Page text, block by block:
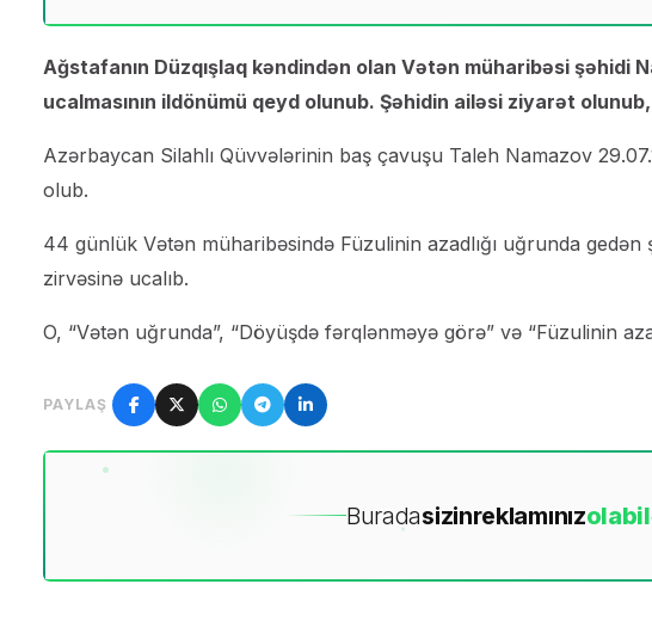
Ağstafanın Düzqışlaq kəndindən olan Vətən müharibəsi şəhidi
ucalmasının ildönümü qeyd olunub. Şəhidin ailəsi ziyarət
Azərbaycan Silahlı Qüvvələrinin baş çavuşu Taleh Namazov
olub.
44 günlük Vətən müharibəsində Füzulinin azadlığı uğrunda
zirvəsinə ucalıb.
O, “Vətən uğrunda”, “Döyüşdə fərqlənməyə görə” və “Füzulinin
PAYLAŞ
Buradasizinreklamınızola